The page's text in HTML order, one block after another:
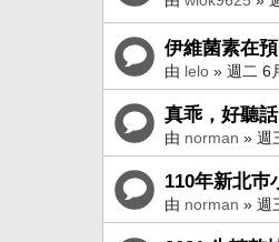
伊維菌素在
由 lelo » 週二 6
真乖，好聽話
由 norman » 週
110年新北巿
由 norman » 週